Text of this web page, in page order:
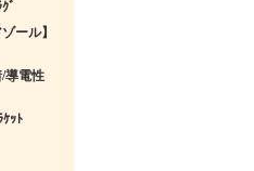
ﾞ
ール】
/導電性
ｯﾄ